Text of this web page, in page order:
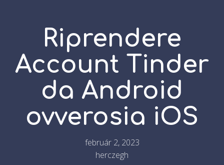
Riprendere
Account Tinder
da Android
ovverosia iOS
február 2, 2023
herczegh